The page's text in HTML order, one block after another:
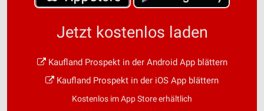
Jetzt kostenlos laden
Kaufland Prospekt in der Android App blättern
Kaufland Prospekt in der iOS App blättern
Kostenlos im App Store erhältlich